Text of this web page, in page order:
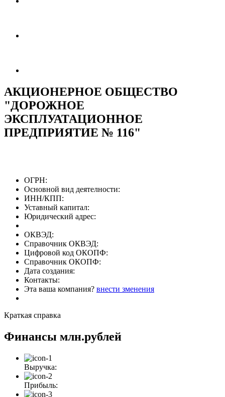
АКЦИОНЕРНОЕ ОБЩЕСТВО
"ДОРОЖНОЕ
ЭКСПЛУАТАЦИОННОЕ
ПРЕДПРИЯТИЕ № 116"
ОГРН:
Основной вид деятелности:
ИНН/КПП:
Уставный капитал:
Юридический адрес:
ОКВЭД:
Справочник ОКВЭД:
Цифровой код ОКОПФ:
Справочник ОКОПФ:
Дата создания:
Контакты:
Эта ваша компания? внести зменения
Краткая справка
Финансы млн.рублей
Выручка:
Прибыль: